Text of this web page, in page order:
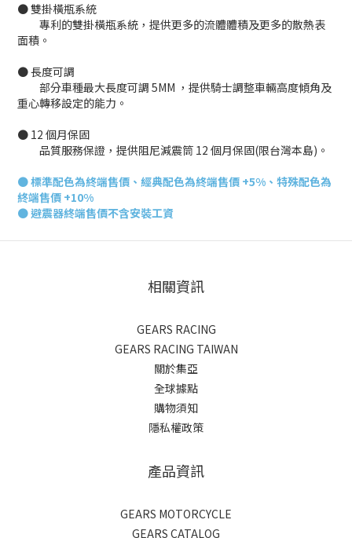
● 雙掛橫瓶系統
專利的雙掛橫瓶系統，提供更多的流體體積及更多的散熱表
面積。
● 長度可調
部分車種最大長度可調 5MM ，提供騎士調整車輛高度傾角及
重心轉移設定的能力。
● 12 個月保固
品質服務保證，提供阻尼減震筒 12 個月保固(限台灣本島)。
●標準配色為終端售價、經典配色為終端售價 +5%、特殊配色為
終端售價 +10%
● 避震器終端售價不含安裝工資
相關資訊
GEARS RACING
GEARS RACING TAIWAN
關於集亞
全球據點
購物須知
隱私權政策
產品資訊
GEARS MOTORCYCLE
GEARS CATALOG